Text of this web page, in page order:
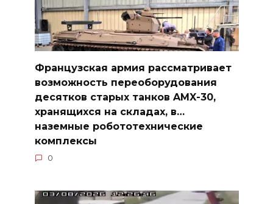
Французская армия рассматривает
возможность переоборудования
десятков старых танков AMX-30,
хранящихся на складах, в…
наземные робототехнические
комплексы
0